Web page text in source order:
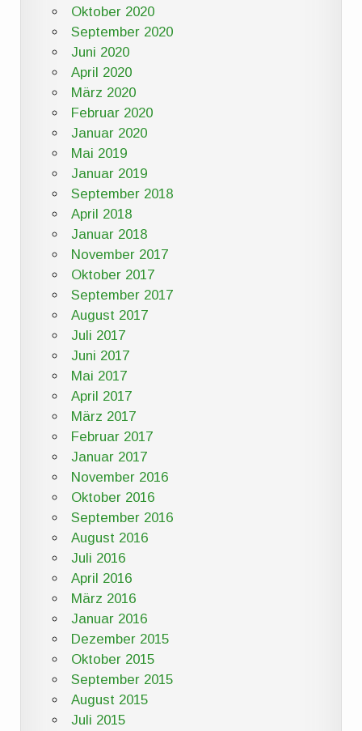
Oktober 2020
September 2020
Juni 2020
April 2020
März 2020
Februar 2020
Januar 2020
Mai 2019
Januar 2019
September 2018
April 2018
Januar 2018
November 2017
Oktober 2017
September 2017
August 2017
Juli 2017
Juni 2017
Mai 2017
April 2017
März 2017
Februar 2017
Januar 2017
November 2016
Oktober 2016
September 2016
August 2016
Juli 2016
April 2016
März 2016
Januar 2016
Dezember 2015
Oktober 2015
September 2015
August 2015
Juli 2015